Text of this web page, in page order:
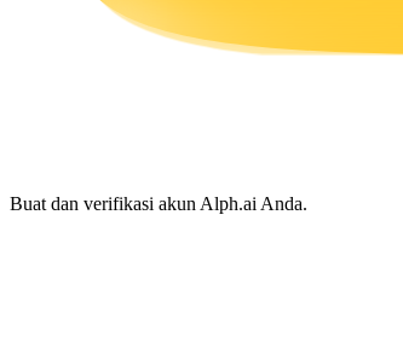
Buat dan verifikasi akun Alph.ai Anda.